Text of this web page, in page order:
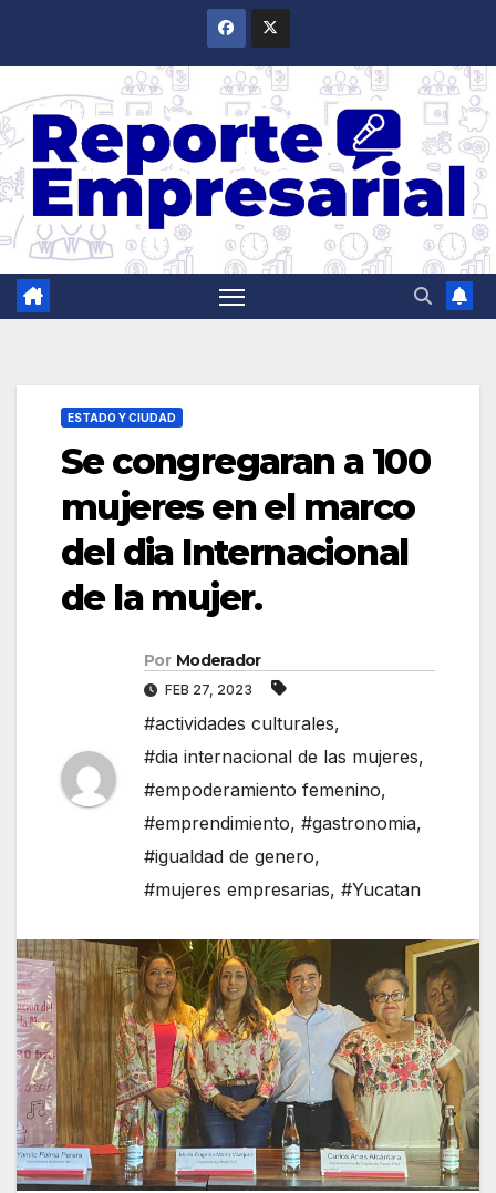
ESTADO Y CIUDAD
Se congregaran a 100
mujeres en el marco
del dia Internacional
de la mujer.
Por Moderador
FEB 27, 2023
#actividades culturales,
#dia internacional de las mujeres,
#empoderamiento femenino,
#emprendimiento, #gastronomia,
#igualdad de genero,
#mujeres empresarias, #Yucatan